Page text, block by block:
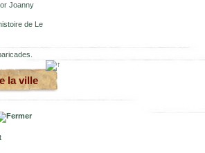
Joanny
de Le
la ville